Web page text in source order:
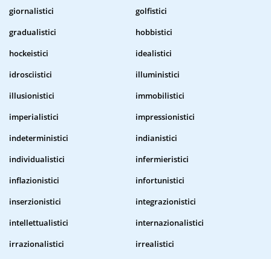
giornalistici
golfistici
gradualistici
hobbistici
hockeistici
idealistici
idrosciistici
illuministici
illusionistici
immobilistici
imperialistici
impressionistici
indeterministici
indianistici
individualistici
infermieristici
inflazionistici
infortunistici
inserzionistici
integrazionistici
intellettualistici
internazionalistici
irrazionalistici
irrealistici